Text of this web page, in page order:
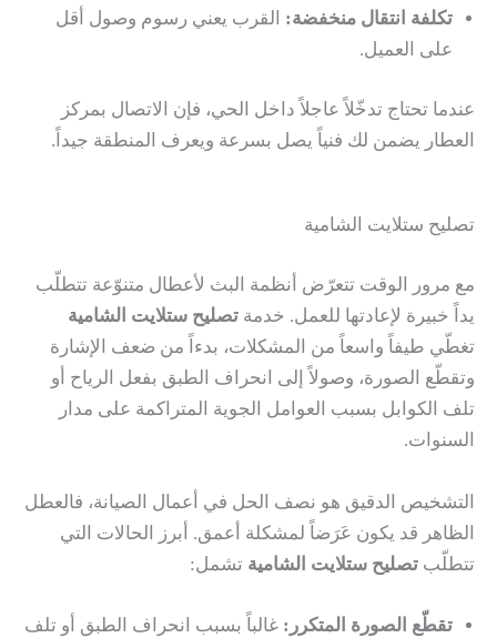
تكلفة انتقال منخفضة: القرب يعني رسوم وصول أقل
على العميل.
عندما تحتاج تدخّلاً عاجلاً داخل الحي، فإن الاتصال بمركز
العطار يضمن لك فنياً يصل بسرعة ويعرف المنطقة جيداً.
تصليح ستلايت الشامية
مع مرور الوقت تتعرّض أنظمة البث لأعطال متنوّعة تتطلّب
يداً خبيرة لإعادتها للعمل. خدمة تصليح ستلايت الشامية
تغطّي طيفاً واسعاً من المشكلات، بدءاً من ضعف الإشارة
وتقطّع الصورة، وصولاً إلى انحراف الطبق بفعل الرياح أو
تلف الكوابل بسبب العوامل الجوية المتراكمة على مدار
السنوات.
التشخيص الدقيق هو نصف الحل في أعمال الصيانة، فالعطل
الظاهر قد يكون عَرَضاً لمشكلة أعمق. أبرز الحالات التي
تتطلّب تصليح ستلايت الشامية تشمل:
تقطّع الصورة المتكرر: غالباً بسبب انحراف الطبق أو تلف